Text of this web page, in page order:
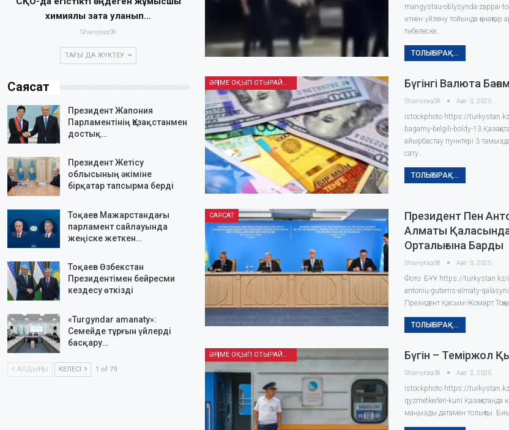
mangystau-oblysynda-zappai-
өткен үйлену тойында
төбелеске…
ТОЛЫҒЫРАҚ...
ӘҢГІМЕ ОҚЫП ОТЫРАЙЫҚ Бүгінгі Валюта
Shanyraq08 Авг 3, 2025
istockphoto https://
bagamy-belgili-boldy-13
айырбастау пунктері 3
сату…
ТОЛЫҒЫРАҚ...
САЯСАТ
Президент Пен
Алматы
Орталығына Барды
Shanyraq08 Авг 3, 2025
Фото: БҰҰ https://turkystan.kz/
antoniu-guterris-almaty-
Президент Қасым-Жомарт
ТОЛЫҒЫРАҚ...
ӘҢГІМЕ ОҚЫП ОТЫРАЙЫҚ Бүгін – Теміржол
Shanyraq08 Авг 3, 2025
istockphoto https://
qyzmetkerleri-kuni Қазақстанда
маңызды датамен толықты.
химиялық затқа уланып…
Shanyraq08
ТАҒЫ ДА ЖҮКТЕУ
Саясат
Президент Жапония
Парламентінің Қазақстанмен
достық…
Президент Жетісу
облысының әкіміне
бірқатар тапсырма берді
Тоқаев Мажарстандағы
парламент сайлауында
жеңіске жеткен…
Тоқаев Өзбекстан
Президентімен бейресми
кездесу өткізді
«Turgyndar amanaty»:
Семейде тұрғын үйлерді
басқару…
АЛДЫҢҒЫ КЕЛЕСІ 1 of 79